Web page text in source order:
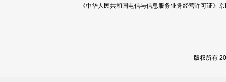
《中华人民共和国电信与信息服务业务经营许可证
版权所有